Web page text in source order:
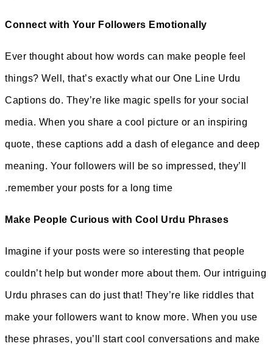
Connect with Your
Ever thought about how
things? Well, that’s exactly
Captions do. They’re like
media. When you share a
quote, these captions add a
meaning. Your followers will
remember your posts for a
Make People Curious with
Imagine if your posts were
couldn’t help but wonder
Urdu phrases can do just
make your followers want to
these phrases, you’ll start